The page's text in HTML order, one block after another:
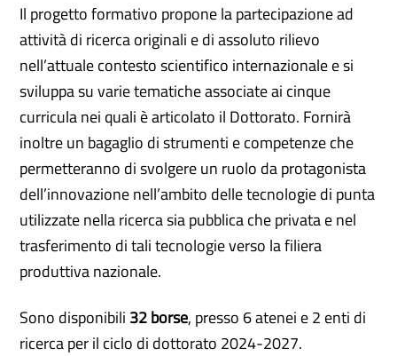
Il progetto formativo propone la partecipazione ad
attività di ricerca originali e di assoluto rilievo
nell’attuale contesto scientifico internazionale e si
sviluppa su varie tematiche associate ai cinque
curricula nei quali è articolato il Dottorato. Fornirà
inoltre un bagaglio di strumenti e competenze che
permetteranno di svolgere un ruolo da protagonista
dell’innovazione nell’ambito delle tecnologie di punta
utilizzate nella ricerca sia pubblica che privata e nel
trasferimento di tali tecnologie verso la filiera
produttiva nazionale.
Sono disponibili 32 borse, presso 6 atenei e 2 enti di
ricerca per il ciclo di dottorato 2024-2027.